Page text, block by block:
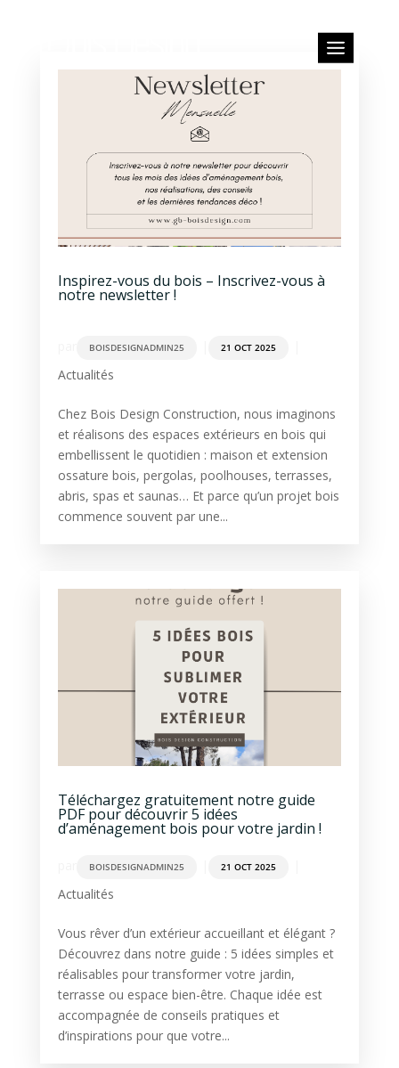
Inspirez-vous du bois – Inscrivez-vous à
notre newsletter !
BOISDESIGNADMIN25 21 OCT 2025
Actualités
Chez Bois Design Construction, nous imaginons
et réalisons des espaces extérieurs en bois qui
embellissent le quotidien : maison et extension
ossature bois, pergolas, poolhouses, terrasses,
abris, spas et saunas… Et parce qu’un projet bois
commence souvent par une...
Téléchargez gratuitement notre guide
PDF pour découvrir 5 idées
d’aménagement bois pour votre jardin !
BOISDESIGNADMIN25 21 OCT 2025
Actualités
Vous rêver d’un extérieur accueillant et élégant ?
Découvrez dans notre guide : 5 idées simples et
réalisables pour transformer votre jardin,
terrasse ou espace bien-être. Chaque idée est
accompagnée de conseils pratiques et
d’inspirations pour que votre...